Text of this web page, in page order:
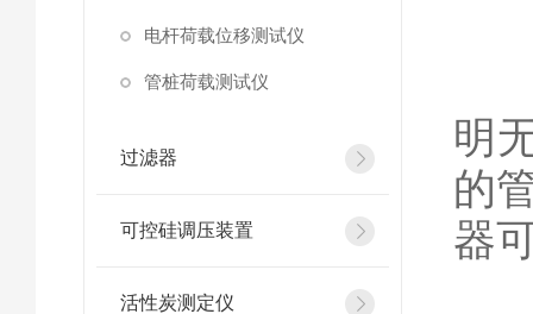
电杆荷载位移测试仪
管桩荷载测试仪
过滤器
可控硅调压装置
活性炭测定仪
明
的
器